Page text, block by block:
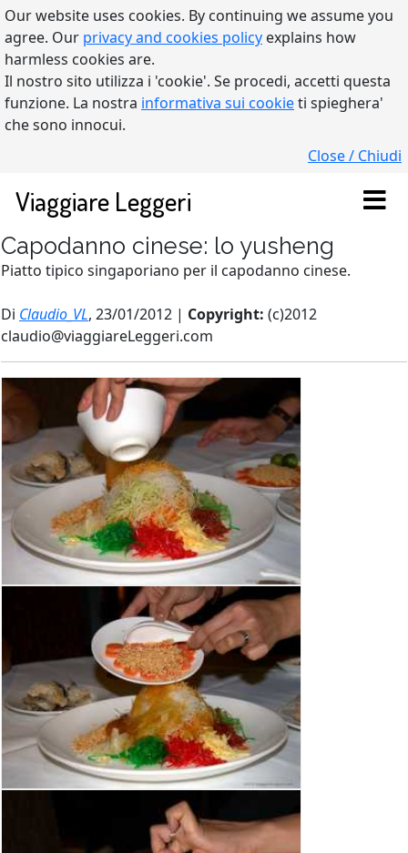
Our website uses cookies. By continuing we assume you
agree. Our privacy and cookies policy explains how
harmless cookies are.
Il nostro sito utilizza i 'cookie'. Se procedi, accetti questa
funzione. La nostra informativa sui cookieti spieghera'
che sono innocui.
Close / Chiudi
Viaggiare Leggeri
Capodanno cinese: lo yusheng
Piatto tipico singaporiano per il capodanno cinese.
Di Claudio_VL, 23/01/2012 | Copyright: (c)2012
claudio@viaggiareLeggeri.com